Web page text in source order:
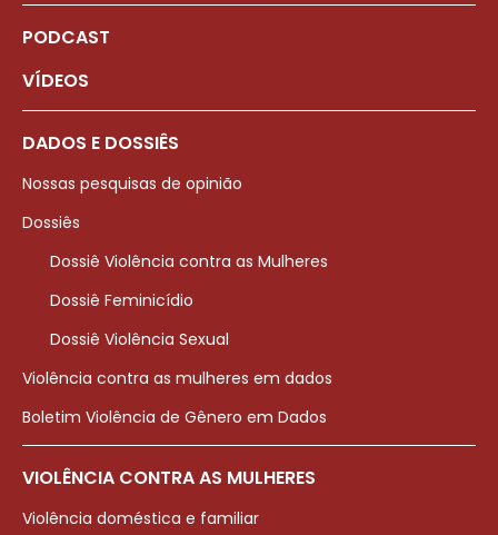
PODCAST
VÍDEOS
DADOS E DOSSIÊS
Nossas pesquisas de opinião
Dossiês
Dossiê Violência contra as Mulheres
Dossiê Feminicídio
Dossiê Violência Sexual
Violência contra as mulheres em dados
Boletim Violência de Gênero em Dados
VIOLÊNCIA CONTRA AS MULHERES
Violência doméstica e familiar